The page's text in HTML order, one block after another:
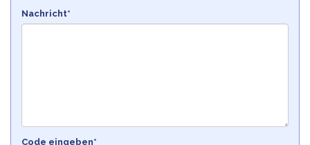
Nachricht*
Code eingeben*